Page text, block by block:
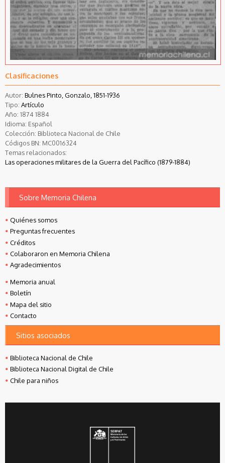
Clasificaciones
Autor: Bulnes Pinto, Gonzalo, 1851-1936
Tipo: Artículo
Año: 1874 1884
Idioma: Español
Colección: Biblioteca Nacional de Chile
Códigos BN: MC0016324
Temas relacionados:
Las operaciones militares de la Guerra del Pacífico (1879-1884)
Sobre Memoria Chilena
Quiénes somos
Preguntas frecuentes
Créditos
Colaboraron en Memoria Chilena
Agradecimientos
Memoria anual
Boletín
Mapa del sitio
Contacto
Sitios asociados
Biblioteca Nacional de Chile
Biblioteca Nacional Digital de Chile
Chile para niños